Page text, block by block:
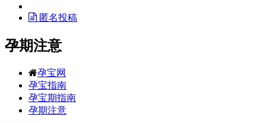
匿名投稿
孕期注意
孕宝网
孕宝指南
孕宝期指南
孕期注意